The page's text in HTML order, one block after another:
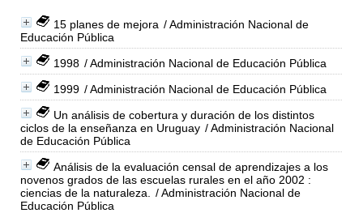
15 planes de mejora / Administración Nacional de
Educación Pública
1998 / Administración Nacional de Educación Pública
1999 / Administración Nacional de Educación Pública
Un análisis de cobertura y duración de los distintos
ciclos de la enseñanza en Uruguay / Administración Nacional
de Educación Pública
Análisis de la evaluación censal de aprendizajes a los
novenos grados de las escuelas rurales en el año 2002 :
ciencias de la naturaleza.
/ Administración Nacional de
Educación Pública